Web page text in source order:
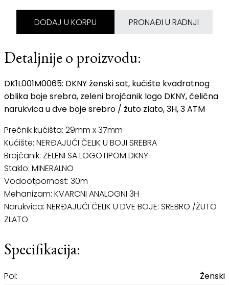
DODAJ U KORPU PRONAĐI U RADNJI
Detaljnije o proizvodu:
DK1L001M0065: DKNY ženski sat, kućište kvadratnog
oblika boje srebra, zeleni brojčanik logo DKNY, čelična
narukvica u dve boje srebro / žuto zlato, 3H, 3 ATM
Prečnik kućišta: 29mm x 37mm
Kućište: NERĐAJUĆI ČELIK U BOJI SREBRA
Brojčanik: ZELENI SA LOGOTIPOM DKNY
Staklo: MINERALNO
Vodootpornost: 30m
Mehanizam: KVARCNI ANALOGNI 3H
Narukvica: NERĐAJUĆI ČELIK U DVE BOJE: SREBRO /ŽUTO
ZLATO
Specifikacija:
Pol:
Ženski